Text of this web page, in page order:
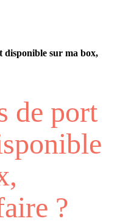
disponible sur ma box,
de port
?